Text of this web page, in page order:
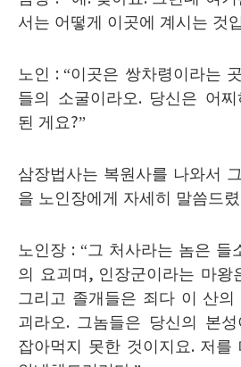
서는 어떻게 이곳에 계시는 것
노인 : “이곳은 쌍차령이라는
들의 소굴이라오. 당신은 어
된 게요?”
삼장법사는 복원사를 나와서
을 노인장에게 자세히 말씀드
노인장 : “그 처사라는 놈은 들
의 요괴며 , 인장군이라는 마왕
그리고 졸개들은 죄다 이 산
괴라오. 그놈들은 당신의 본
잡아먹지 못한 것이지요. 저를